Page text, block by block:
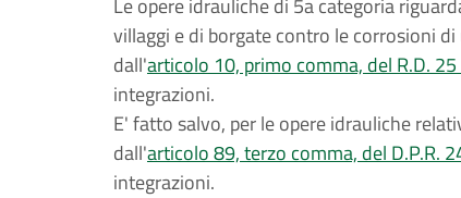
Le opere idrauliche di 5a categoria
villaggi e di borgate contro le corrosioni
dall'articolo 10, primo comma, del R.D.
integrazioni.
E' fatto salvo, per le opere idrauliche
dall'articolo 89, terzo comma, del D.P.R.
integrazioni.